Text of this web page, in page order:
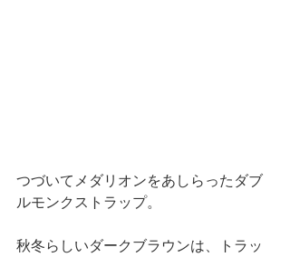
つづいてメダリオンをあしらったダブ
ルモンクストラップ。
秋冬らしいダークブラウンは、トラッ